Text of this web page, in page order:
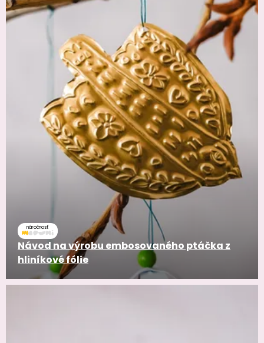
náročnosť
Návod na výrobu embosovaného ptáčka z
hliníkové fólie